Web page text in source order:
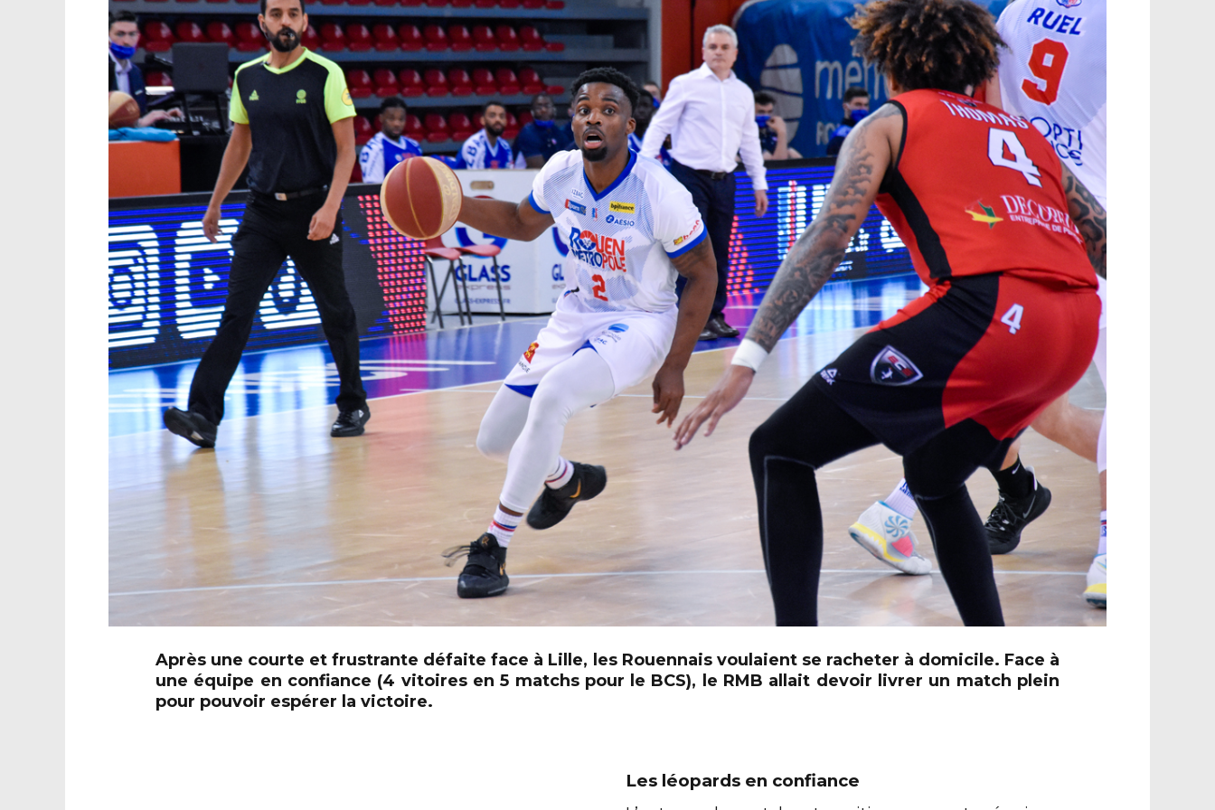
Après une courte et frustrante défaite face à Lille, les Rouennais voulaient se racheter à domicile. Face à
une équipe en confiance (4 vitoires en 5 matchs pour le BCS), le RMB allait devoir livrer un match plein
pour pouvoir espérer la victoire.
Les léopards en confiance